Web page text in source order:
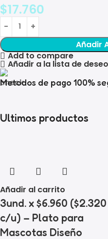
$17.760
Añadir
Add to compare
Añadir a la lista de deseo
Metodos de pago 100%
Ultimos productos
Añadir al carrito
3und. x $6.960 ($2.320
c/u) – Plato para
Mascotas Diseño